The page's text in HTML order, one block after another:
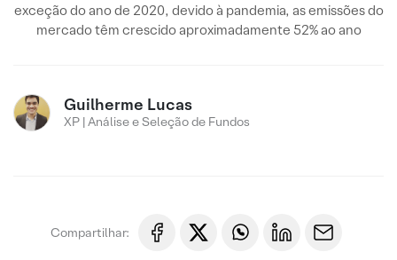
exceção do ano de 2020, devido à pandemia, as emissões do
mercado têm crescido aproximadamente 52% ao ano
Guilherme Lucas
XP | Análise e Seleção de Fundos
Compartilhar: